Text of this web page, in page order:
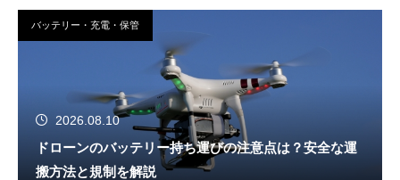
バッテリー・充電・保管
2026.08.10
ドローンのバッテリー持ち運びの注意点は？安全な運
搬方法と規制を解説